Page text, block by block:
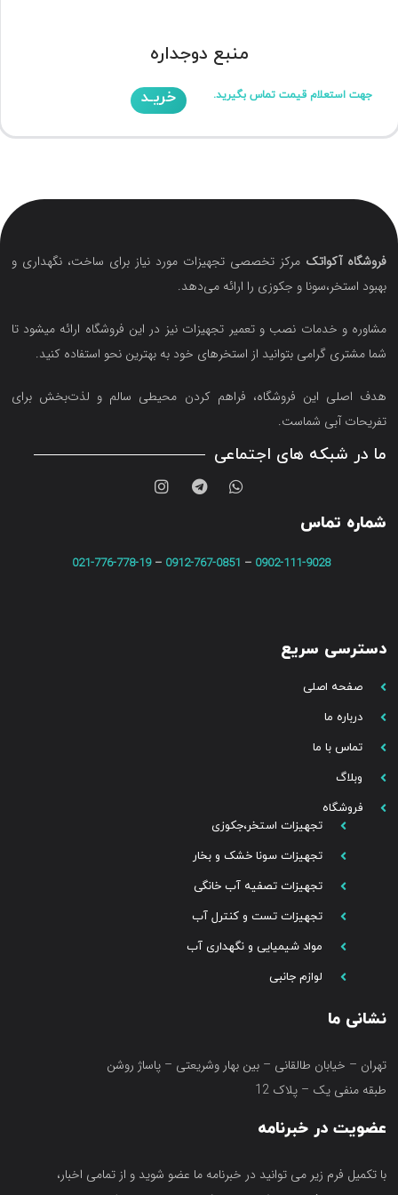
منبع دوجداره
جهت استعلام قیمت تماس بگیرید. خریـد
فروشگاه آکواتک مرکز تخصصی تجهیزات مورد نیاز برای ساخت، نگهداری و
بهبود استخر،سونا و جکوزی را ارائه می‌دهد.
مشاوره و خدمات نصب و تعمیر تجهیزات نیز در این فروشگاه ارائه میشود تا
شما مشتری گرامی بتوانید از استخرهای خود به بهترین نحو استفاده کنید.
هدف اصلی این فروشگاه‌، فراهم کردن محیطی سالم و لذت‌بخش برای
تفریحات آبی شماست.
ما در شبکه های اجتماعی
شماره تماس
0902-111-9028
–
0912-767-0851
–
021-776-778-19
دسترسی سریع
صفحه اصلی
درباره ما
تماس با ما
وبلاگ
فروشگاه
تجهیزات استخر،جکوزی
تجهیزات سونا خشک و بخار
تجهیزات تصفیه آب خانگی
تجهیزات تست و کنترل آب
مواد شیمیایی و نگهداری آب
لوازم جانبی
نشانی ما
تهران – خیابان طالقانی – بین بهار وشریعتی – پاساژ روشن
طبقه منفی یک – پلاک 12
عضویت در خبرنامه
با تکمیل فرم زیر می توانید در خبرنامه ما عضو شوید و از تمامی اخبار،